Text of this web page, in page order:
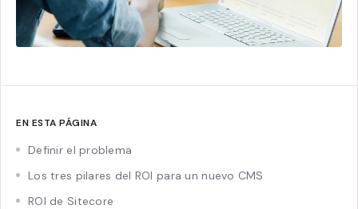
EN ESTA PÁGINA
Definir el problema
Los tres pilares del ROI para un nuevo CMS
ROI de Sitecore